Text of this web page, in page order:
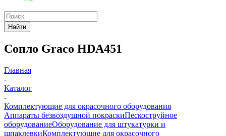
Найти
Сопло Graco HDA451
Главная
-
Каталог
-
Комплектующие для окрасочного оборудования
Аппараты безвоздушной покраскиПескоструйное
оборудованиеОборудование для штукатурки и
шпаклевкиКомплектующие для окрасочного